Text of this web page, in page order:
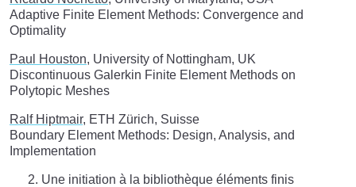
Adaptive Finite Element Methods: Convergence and
Optimality
Paul Houston, University of Nottingham, UK
Discontinuous Galerkin Finite Element Methods on
Polytopic Meshes
Ralf Hiptmair, ETH Zürich, Suisse
Boundary Element Methods: Design, Analysis, and
Implementation
Une initiation à la bibliothèque éléments finis